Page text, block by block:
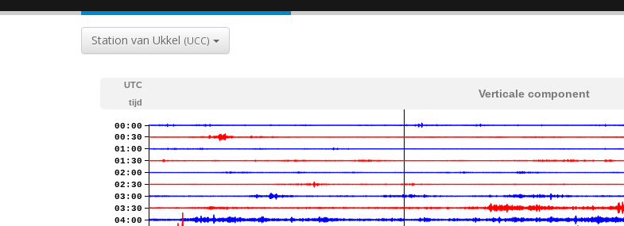
Station van Ukkel (UCC)
UTC
tijd
Verticale component
00:00
00:30
01:00
01:30
02:00
02:30
03:00
03:30
04:00